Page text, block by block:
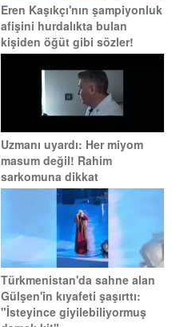
Eren Kaşıkçı'nın şampiyonluk
afişini hurdalıkta bulan
kişiden öğüt gibi sözler!
Uzmanı uyardı: Her miyom
masum değil! Rahim
sarkomuna dikkat
Türkmenistan'da sahne alan
Gülşen'in kıyafeti şaşırttı:
"İsteyince giyilebiliyormuş